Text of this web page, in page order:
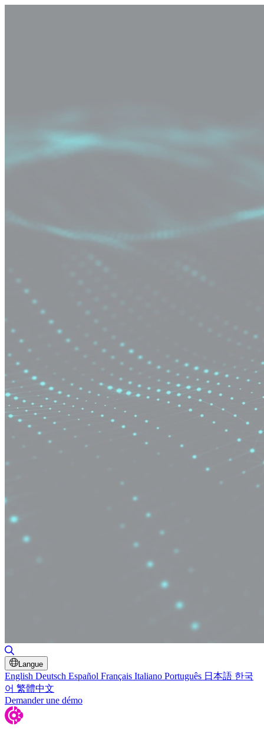
Langue
English Deutsch Español Français Italiano Português 日本語 한국
어 繁體中文
Demander une démo